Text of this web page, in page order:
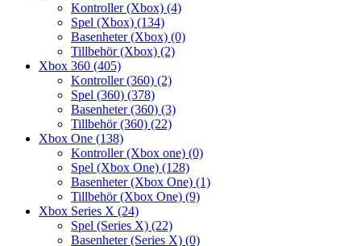
Kontroller (Xbox) (4)
Spel (Xbox) (134)
Basenheter (Xbox) (0)
Tillbehör (Xbox) (2)
Xbox 360 (405)
Kontroller (360) (2)
Spel (360) (378)
Basenheter (360) (3)
Tillbehör (360) (22)
Xbox One (138)
Kontroller (Xbox one) (0)
Spel (Xbox One) (128)
Basenheter (Xbox One) (1)
Tillbehör (Xbox One) (9)
Xbox Series X (24)
Spel (Series X) (22)
Basenheter (Series X) (0)